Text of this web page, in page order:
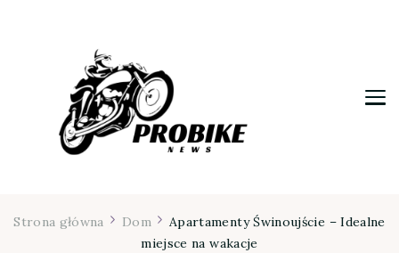
Strona główna Dom
Apartamenty Świnoujście – Idealne
miejsce na wakacje